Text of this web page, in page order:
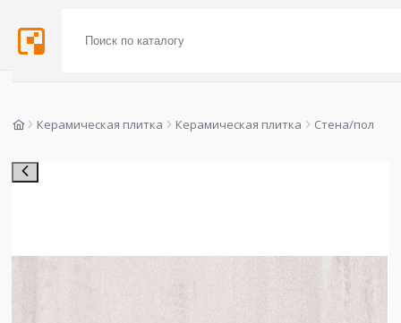
Керамическая плитка Керамическая плитка Стена/пол